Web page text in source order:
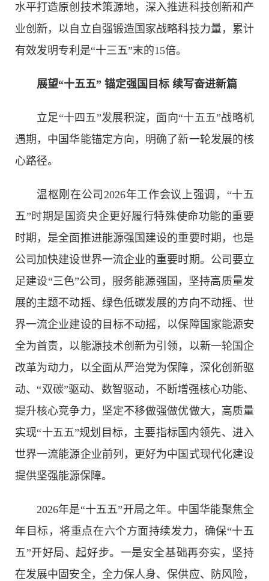
水平打造原创技术策源地，深入推进科技创新和产
业创新，以自立自强锻造国家战略科技力量，累计
有效发明专利是“十三五”末的15倍。
展望“十五五” 锚定强国目标 续写奋进新篇
立足“十四五”发展积淀，面向“十五五”战略机
遇期，中国华能锚定方向，明确了新一轮发展的核
心路径。
温枢刚在公司2026年工作会议上强调，“十五
五”时期是国资央企更好履行特殊使命功能的重要
时期，是全面推进能源强国建设的重要时期，也是
公司加快建设世界一流企业的重要时期。公司要立
足建设“三色”公司，服务能源强国，坚持高质量发
展的主题不动摇、绿色低碳发展的方向不动摇、世
界一流企业建设的目标不动摇，以保障国家能源安
全为首责，以能源技术创新为引领，以新一轮国企
改革为动力，以全面从严治党为保障，深化创新驱
动、“双碳”驱动、数智驱动，不断增强核心功能、
提升核心竞争力，坚定不移做强做优做大，高质量
实现“十五五”规划目标，主要指标国内领先、进入
世界一流能源企业前列，更好为中国式现代化建设
提供坚强能源保障。
2026年是“十五五”开局之年。中国华能聚焦全
年目标，将重点在六个方面持续发力，确保“十五
五”开好局、起好步。一是安全基础再夯实，坚持
在发展中固安全，全力保人身、保供应、防风险，